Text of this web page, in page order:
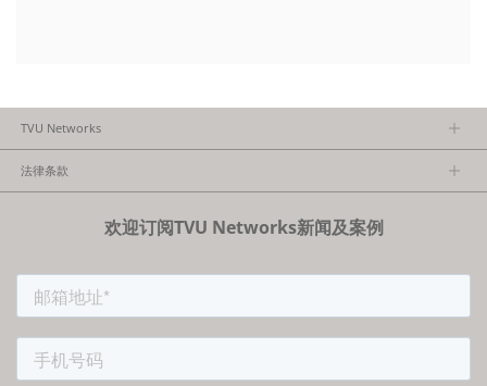
TVU Networks
法律条款
欢迎订阅TVU Networks新闻及案例